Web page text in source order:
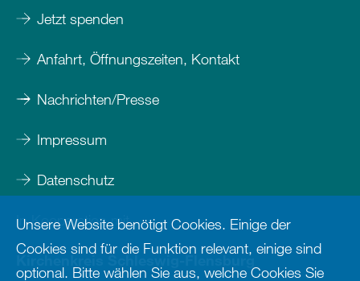
Jetzt spenden
Anfahrt, Öffnungszeiten, Kontakt
Nachrichten/Presse
Impressum
Datenschutz
In Kooperation mit
Kirchenkreis Schleswig-Flensburg
Unsere Website benötigt Cookies. Einige der
Cookies sind für die Funktion relevant, einige sind
optional. Bitte wählen Sie aus, welche Cookies Sie